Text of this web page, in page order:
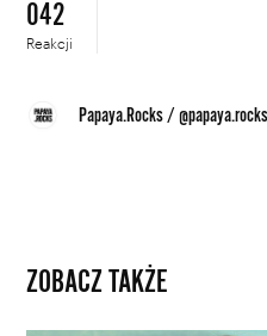
042
Reakcji
Papaya.Rocks /@papaya.rocks
ZOBACZ TAKŻE